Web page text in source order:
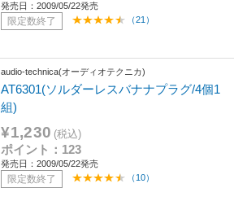
発売日：2009/05/22発売
限定数終了 （21）
audio-technica(オーディオテクニカ)
AT6301(ソルダーレスバナナプラグ/4個1
組)
¥1,230 (税込)
ポイント：123
発売日：2009/05/22発売
限定数終了 （10）